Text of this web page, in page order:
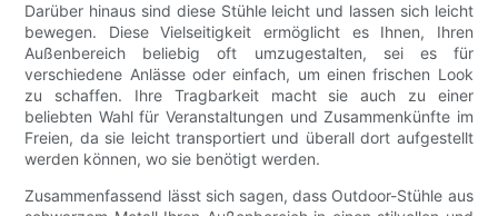
Darüber hinaus sind diese Stühle leicht und lassen sich leicht
bewegen. Diese Vielseitigkeit ermöglicht es Ihnen, Ihren
Außenbereich beliebig oft umzugestalten, sei es für
verschiedene Anlässe oder einfach, um einen frischen Look
zu schaffen. Ihre Tragbarkeit macht sie auch zu einer
beliebten Wahl für Veranstaltungen und Zusammenkünfte im
Freien, da sie leicht transportiert und überall dort aufgestellt
werden können, wo sie benötigt werden.
Zusammenfassend lässt sich sagen, dass Outdoor-Stühle aus